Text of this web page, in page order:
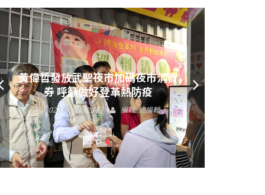
黃偉哲發放武聖夜市加碼夜市消費
券 呼籲做好登革熱防疫
2023 年 9 月 23 日 編輯:總編輯